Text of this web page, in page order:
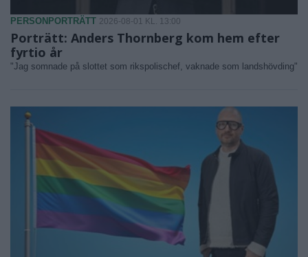
PERSONPORTRÄTT 2026-08-01 KL. 13:00
Porträtt: Anders Thornberg kom hem efter
fyrtio år
"Jag somnade på slottet som rikspolischef, vaknade som landshövding"